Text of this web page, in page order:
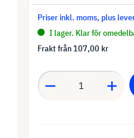
Priser inkl. moms, plus
I lager. Klar för
Frakt från 107,00 kr